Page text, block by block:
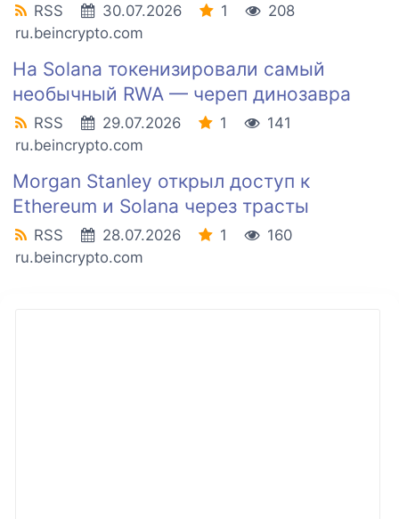
RSS 30.07.2026 1
208
ru.beincrypto.com
На Solana токенизировали самый
необычный RWA — череп динозавра
RSS 29.07.2026 1
141
ru.beincrypto.com
Morgan Stanley открыл доступ к
Ethereum и Solana через трасты
RSS 28.07.2026 1
160
ru.beincrypto.com